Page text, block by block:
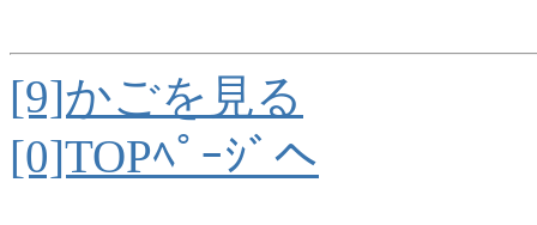
[9]かごを見る
[0]TOPﾍﾟｰｼﾞへ